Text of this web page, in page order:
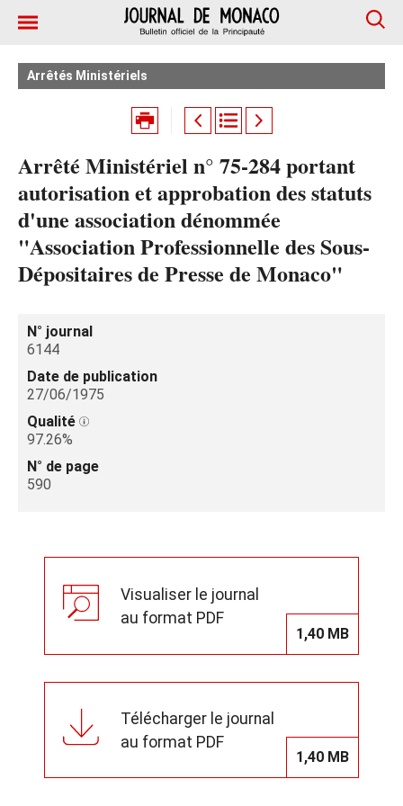
Arrêtés Ministériels
Arrêté Ministériel n° 75-284 portant
autorisation et approbation des statuts
d'une association dénommée
"Association Professionnelle des Sous-
Dépositaires de Presse de Monaco"
N° journal
6144
Date de publication
27/06/1975
Qualité
97.26%
N° de page
590
Visualiser le journal
au format PDF
1,40 MB
Télécharger le journal
au format PDF
1,40 MB